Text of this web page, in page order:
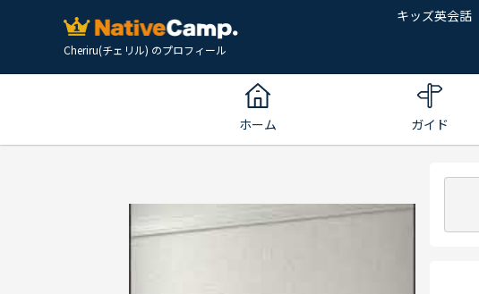
Cheriru(チェリル) のプロフィール
キッズ英会話
ホーム ガイド